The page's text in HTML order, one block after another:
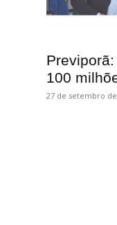
100
27 de setembro de